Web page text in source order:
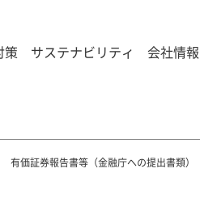
策 サステナビリティ 会社情報
有価証券報告書等（金融庁への提出書類）